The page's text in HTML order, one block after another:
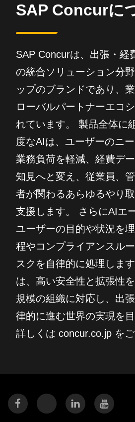
SAP Concurに
SAP Concurは、出張・経
の統合ソリューション分
ップのブランドであり、
ローバルパートナーエコ
れています。 製品全体に
度なAIは、ユーザーのニー
業務負荷を軽減、経費デ
知見へと変え、従業員、
者が関わるあらゆるやり
支援します。 さらにAIエ
ユーザーの目的や状況を
程やコンプライアンスル
スクを自律的に処理しま
は、高い安全性と拡張性
規模の組織に対応し、出
律的に進む世界の実現を目
詳しくは concur.co.jp をご